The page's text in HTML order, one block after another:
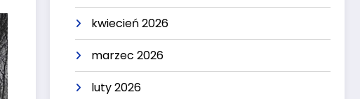
kwiecień 2026
marzec 2026
luty 2026